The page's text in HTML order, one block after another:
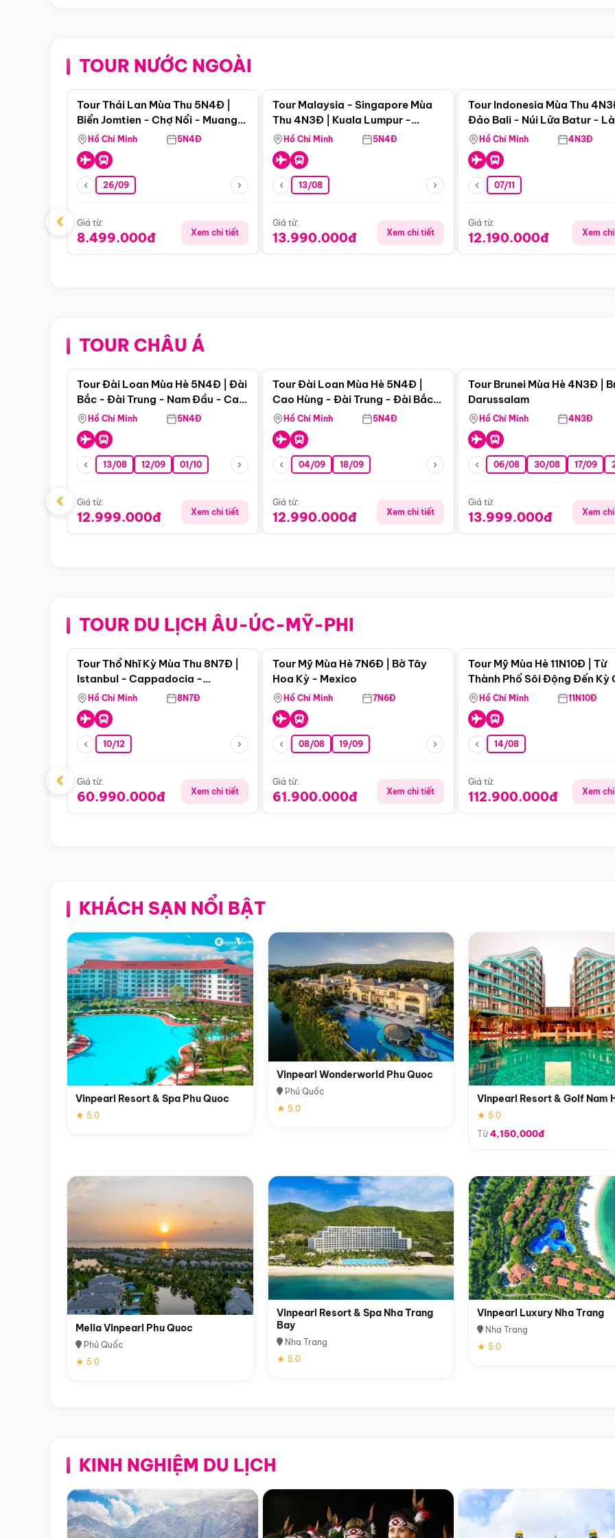
TOUR NƯỚC NGOÀI
Điểm nổi bật
Tour Thái Lan Mùa Thu 5N4Đ |
Biển Jomtien - Chợ Nổi - Muang
Boran - Suanthai
Hồ Chí Minh 5N4Đ
26/09
Giá từ:
8.499.000đ Xem chi tiết
Tour Malaysia - Singapore Mùa
Thu 4N3Đ | Kuala Lumpur -
Malacca - Johor Baru -
Singapore
Hồ Chí Minh 5N4Đ
13/08
Giá từ:
13.990.000đ Xem chi tiết
Tour Indonesia Mùa Thu
Đảo Bali - Núi Lửa Batur -
Penglipuran
Hồ Chí Minh 4N3Đ
07/11
Giá từ:
12.190.000đ Xem
‹
TOUR CHÂU ÁĐiểm nổi bật
Tour Đài Loan Mùa Hè 5N4Đ | Đài
Bắc - Đài Trung - Nam Đầu - Cao
Hùng ( Bay Vn)
Hồ Chí Minh 5N4Đ
13/08 12/09 01/10
Giá từ:
12.999.000đ Xem chi tiết
Tour Đài Loan Mùa Hè 5N4Đ |
Cao Hùng - Đài Trung - Đài Bắc
(Bay Vj)
Hồ Chí Minh 5N4Đ
04/09 18/09
Giá từ:
12.990.000đ Xem chi tiết
Tour Brunei Mùa Hè 4N3Đ |
Darussalam
Hồ Chí Minh 4N3Đ
06/08 30/08 17/09
Giá từ:
13.999.000đ Xem
‹
TOUR DU LỊCH ÂU-ÚC-MỸ-PHI
Điểm nổi bật
Tour Thổ Nhĩ Kỳ Mùa Thu 8N7Đ |
Istanbul - Cappadocia -
Pamukkale
Hồ Chí Minh 8N7Đ
10/12
Giá từ:
60.990.000đ Xem chi tiết
Tour Mỹ Mùa Hè 7N6Đ | Bờ Tây
Hoa Kỳ - Mexico
Hồ Chí Minh 7N6Đ
08/08 19/09
Giá từ:
61.900.000đ Xem chi tiết
Tour Mỹ Mùa Hè 11N10Đ | Từ
Thành Phố Sôi Động Đến Kỳ
Thiên Nhiên Mỹ
Hồ Chí Minh 11N10Đ
14/08
Giá từ:
112.900.000đ Xem
‹
KHÁCH SẠN NỔI BẬT
Vinpearl Resort & Spa Phu Quoc
★ 5.0
Vinpearl Wonderworld Phu Quoc
Phú Quốc
★ 5.0
Vinpearl Resort & Golf Nam
★ 5.0
Từ4,150,000đ
Melia Vinpearl Phu Quoc
Phú Quốc
★ 5.0
Vinpearl Resort & Spa Nha Trang
Bay
Nha Trang
★ 5.0
Vinpearl Luxury Nha Trang
Nha Trang
★ 5.0
KINH NGHIỆM DU LỊCH